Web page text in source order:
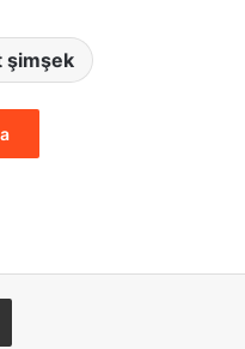
şimşek
E-Posta ile paylaş